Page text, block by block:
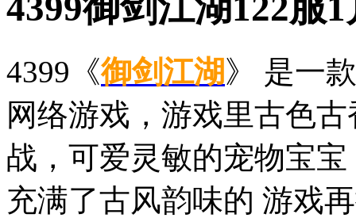
4399御剑江湖122服
4399《御剑江湖》 是一
网络游戏，游戏里古色
战，可爱灵敏的宠物宝
充满了古风韵味的 游戏